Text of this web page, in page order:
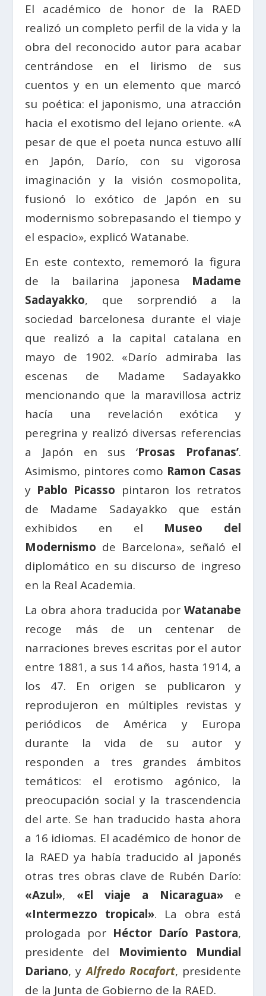
El académico de honor de la RAED
realizó un completo perfil de la vida y la
obra del reconocido autor para acabar
centrándose en el lirismo de sus
cuentos y en un elemento que marcó
su poética: el japonismo, una atracción
hacia el exotismo del lejano oriente. «A
pesar de que el poeta nunca estuvo allí
en Japón, Darío, con su vigorosa
imaginación y la visión cosmopolita,
fusionó lo exótico de Japón en su
modernismo sobrepasando el tiempo y
el espacio», explicó Watanabe.
En este contexto, rememoró la figura
de la bailarina japonesa Madame
Sadayakko, que sorprendió a la
sociedad barcelonesa durante el viaje
que realizó a la capital catalana en
mayo de 1902. «Darío admiraba las
escenas de Madame Sadayakko
mencionando que la maravillosa actriz
hacía una revelación exótica y
peregrina y realizó diversas referencias
a Japón en sus ‘Prosas Profanas’.
Asimismo, pintores como Ramon Casas
y Pablo Picasso pintaron los retratos
de Madame Sadayakko que están
exhibidos en el Museo del
Modernismo de Barcelona», señaló el
diplomático en su discurso de ingreso
en la Real Academia.
La obra ahora traducida por Watanabe
recoge más de un centenar de
narraciones breves escritas por el autor
entre 1881, a sus 14 años, hasta 1914, a
los 47. En origen se publicaron y
reprodujeron en múltiples revistas y
periódicos de América y Europa
durante la vida de su autor y
responden a tres grandes ámbitos
temáticos: el erotismo agónico, la
preocupación social y la trascendencia
del arte. Se han traducido hasta ahora
a 16 idiomas. El académico de honor de
la RAED ya había traducido al japonés
otras tres obras clave de Rubén Darío:
«Azul», «El viaje a Nicaragua»e
«Intermezzo tropical». La obra está
prologada por Héctor Darío Pastora,
presidente del Movimiento Mundial
Dariano, yAlfredo Rocafort, presidente
de la Junta de Gobierno de la RAED.